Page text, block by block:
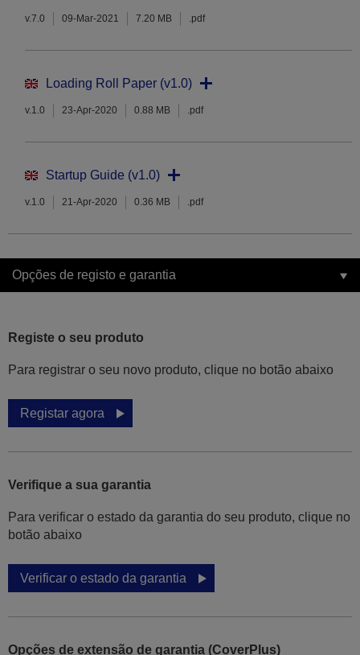
v.7.0 09-Mar-2021 7.20 MB .pdf
Loading Roll Paper (v1.0)
v.1.0 23-Apr-2020 0.88 MB .pdf
Startup Guide (v1.0)
v.1.0 21-Apr-2020 0.36 MB .pdf
Opções de registo e garantia
Registe o seu produto
Para registrar o seu novo produto, clique no botão abaixo
Registar agora
Verifique a sua garantia
Para verificar o estado da garantia do seu produto, clique no
botão abaixo
Verificar o estado da garantia
Opções de extensão de garantia (CoverPlus)